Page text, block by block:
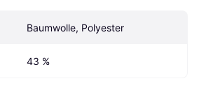
Baumwolle, Polyester
43 %